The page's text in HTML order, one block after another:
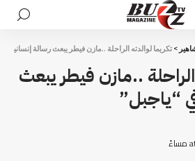
> تكريما لوالدته الراحلة ..مازن فيطر يبعث رسالة إنسانية
..مازن فيطر يبعث
“ياجبل”